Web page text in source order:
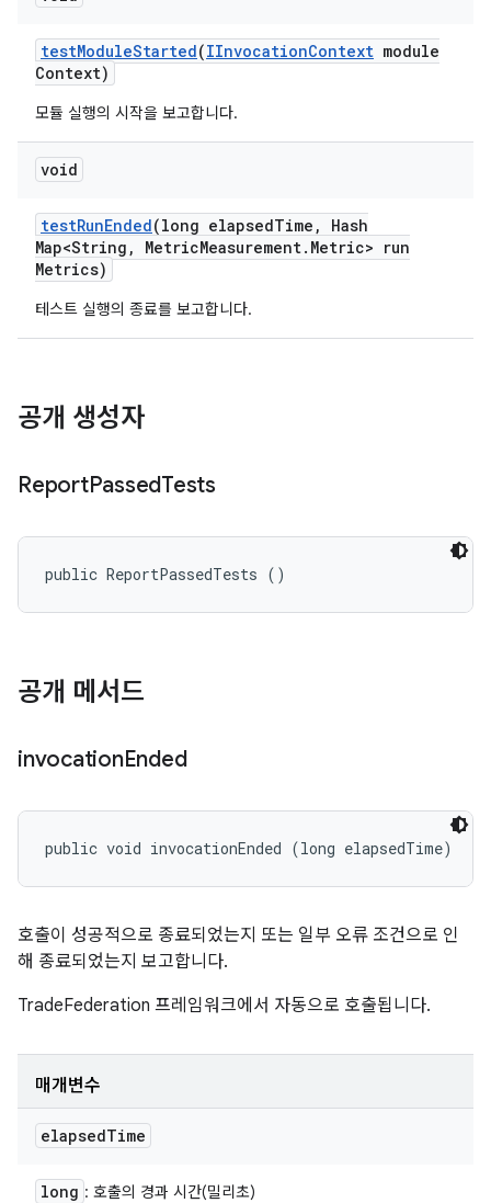
testModuleStarted(IInvocationContext module
Context)
모듈 실행의 시작을 보고합니다.
void
testRunEnded(long elapsedTime ,
Hash
Map<String , MetricMeasurement. Metric> run
Metrics)
테스트 실행의 종료를 보고합니다.
공개 생성자
ReportPassedTests
public ReportPassedTests ()
공개 메서드
invocationEnded
public void invocationEnded (long elapsedTime)
호출이 성공적으로 종료되었는지 또는 일부 오류 조건으로 인
해 종료되었는지 보고합니다.
TradeFederation 프레임워크에서 자동으로 호출됩니다.
매개변수
elapsedTime
long : 호출의 경과 시간(밀리초)